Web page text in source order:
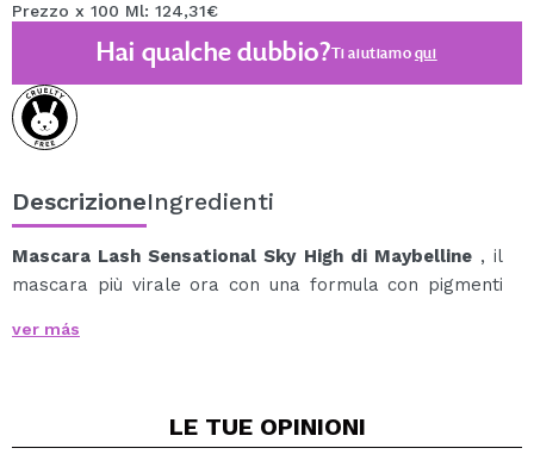
Prezzo x 100 Ml: 124,31€
Hai qualche dubbio?Ti aiutiamoqui
DescrizioneIngredienti
Mascara Lash Sensational Sky High di Maybelline, il
mascara più virale ora con una formula con pigmenti
Questo incredibile mascara ti offre una lunghezza
Il suo innovativo scovolino conico e flessibile raggiunge
ver más
LE TUE OPINIONI